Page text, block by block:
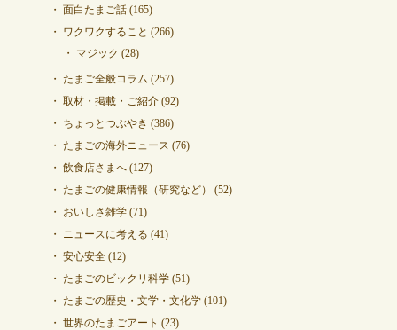
面白たまご話(165)
ワクワクすること (266)
マジック (28)
たまご全般コラム (257)
取材・掲載・ご紹介(92)
ちょっとつぶやき (386)
たまごの海外ニュース (76)
飲食店さまへ(127)
たまごの健康情報（研究など）
(52)
おいしさ雑学(71)
ニュースに考える (41)
安心安全(12)
たまごのビックリ科学(51)
たまごの歴史・文学・文化学(101)
世界のたまごアート (23)